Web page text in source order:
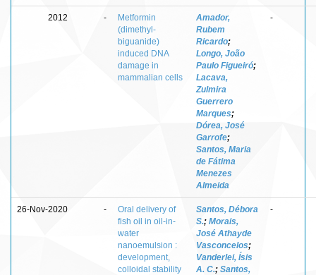
2012 -
Metformin
(dimethyl-
biguanide)
induced DNA
damage in
mammalian cells
Amador,
Rubem
Ricardo;
Longo, João
Paulo Figueiró;
Lacava,
Zulmira
Guerrero
Marques;
Dórea, José
Garrofe;
Santos, Maria
de Fátima
Menezes
Almeida
-
26-Nov-2020 -
Oral delivery of
fish oil in oil-in-
water
nanoemulsion :
development,
colloidal stability
Santos, Débora
S.; Morais,
José Athayde
Vasconcelos;
Vanderlei, Ísis
A. C.; Santos,
-